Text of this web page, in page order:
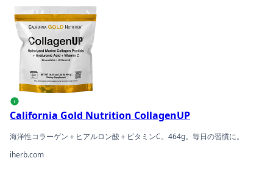
California Gold Nutrition CollagenUPの商品ページへ
i
California Gold Nutrition CollagenUP
海洋性コラーゲン＋ヒアルロン酸＋ビタミンC。464g。毎日の習慣に。
iherb.com